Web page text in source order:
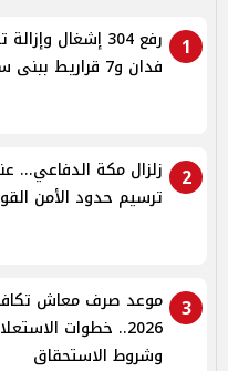
1
رفع 304 إشغال
فدان و7 قراريط ببنى سويف
2
زلزال مكة الدفاعي...
ترسيم حدود الأمن
3
موعد صرف معاش
2026.. خطوات
وشروط الاستحقاق